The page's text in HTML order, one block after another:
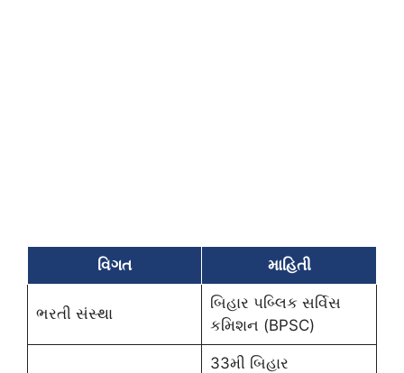
વિગત માહિતી
ભરતી સંસ્થા
બિહાર પબ્લિક સર્વિસ
કમિશન (BPSC)
33મી બિહાર